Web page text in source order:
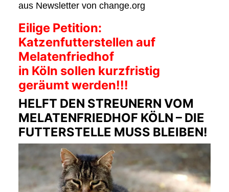
aus Newsletter von change.org
Eilige Petition:
Katzenfutterstellen auf
Melatenfriedhof
in Köln sollen kurzfristig
geräumt werden!!!
HELFT DEN STREUNERN VOM
MELATENFRIEDHOF KÖLN – DIE
FUTTERSTELLE MUSS BLEIBEN!